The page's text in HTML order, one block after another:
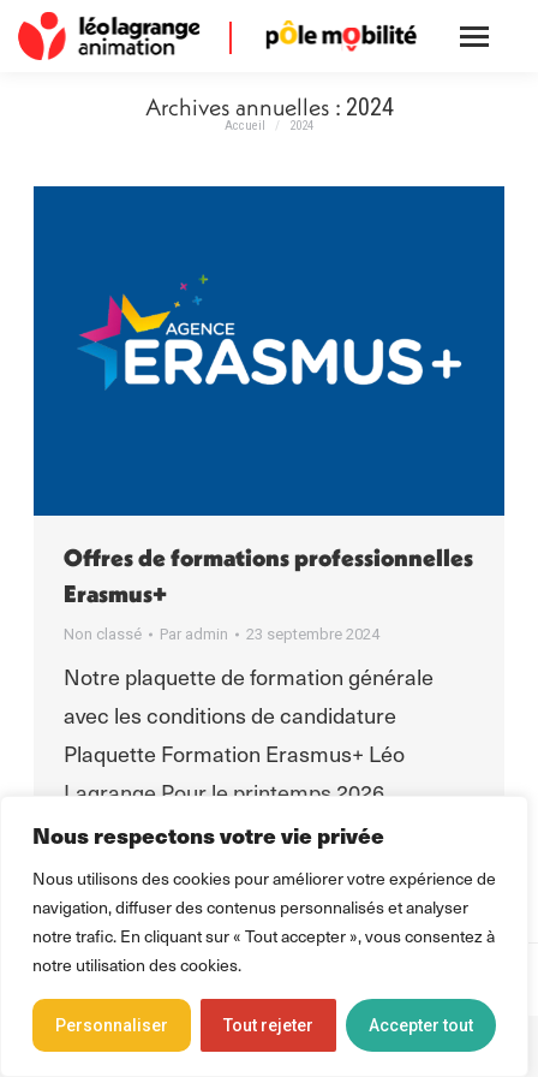
Nous respectons votre vie privée
Nous utilisons des cookies pour améliorer votre expérience de
navigation, diffuser des contenus personnalisés et analyser
notre trafic. En cliquant sur « Tout accepter », vous consentez à
notre utilisation des cookies.
Personnaliser Tout rejeter Accepter tout
Archives annuelles : 2024
Vous êtes ici :
Accueil 2024
Offres de formations professionnelles
Erasmus+
Non classé Par admin 23 septembre 2024
Notre plaquette de formation générale
avec les conditions de candidature
Plaquette Formation Erasmus+ Léo
Lagrange Pour le printemps 2026
Destinations Allemagne : Destination
Espagne : Destination Irlande :
© 2025 Léo Lagrange Animation | Pôle Mobilité